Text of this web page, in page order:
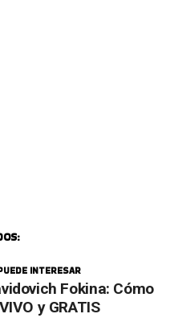
INTERESAR
Fokina: Cómo
y GRATIS